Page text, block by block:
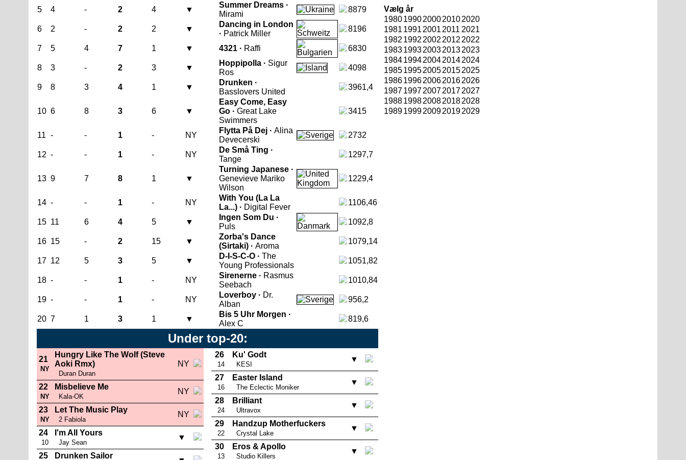
5 4 - 2 4 ▼
Summer Dreams ·
Mirami
8879
6 2 - 2 2 ▼
Dancing in London
· Patrick Miller
8196
7 5 4 7 1 ▼ 4321 · Raffi 6830
8 3 - 2 3 ▼
Hoppipolla · Sigur
Ros
4098
9 8 3 4 1 ▼
Drunken ·
Basslovers United
3961,4
10 6 8 3 6 ▼
Easy Come, Easy
Go · Great Lake
Swimmers
3415
11 - - 1 - NY
Flytta På Dej · Alina
Devecerski
2732
12 - - 1 - NY
De Små Ting ·
Tange
1297,7
13 9 7 8 1 ▼
Turning Japanese ·
Genevieve Mariko
Wilson
1229,4
14 - - 1 - NY
With You (La La
La...) · Digital Fever
1106,46
15 11 6 4 5 ▼
Ingen Som Du ·
Puls
1092,8
16 15 - 2 15 ▼
Zorba's Dance
(Sirtaki) · Aroma
1079,14
17 12 5 3 5 ▼
D-I-S-C-O · The
Young Professionals
1051,82
18 - - 1 - NY
Sirenerne · Rasmus
Seebach
1010,84
19 - - 1 - NY
Loverboy · Dr.
Alban
956,2
20 7 1 3 1 ▼
Bis 5 Uhr Morgen ·
Alex C
819,6
Under top-20:
21
NY
Hungry Like The Wolf (Steve
Aoki Rmx)
Duran Duran
NY
22
NY
Misbelieve Me
Kala-OK
NY
23
NY
Let The Music Play
2 Fabiola
NY
24
10
I'm All Yours
Jay Sean
▼
25 Drunken Sailor
26
14
Ku' Godt
KESI
▼
27
16
Easter Island
The Eclectic Moniker
▼
28
24
Brilliant
Ultravox
▼
29
22
Handzup Motherfuckers
Crystal Lake
▼
30
13
Eros & Apollo
Studio Killers
▼
Vælg år
19801990200020102020
1981 1991 2001 2011 2021
1982 1992 2002 2012 2022
19831993200320132023
19841994200420142024
19851995200520152025
19861996200620162026
19871997200720172027
19881998200820182028
19891999200920192029